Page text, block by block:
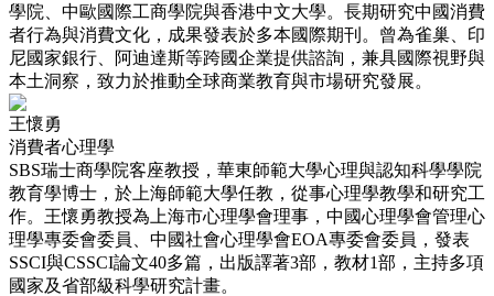
學院、中歐國際工商學院與香港中文大學。長期研究中國消費
者行為與消費文化，成果發表於多本國際期刊。曾為雀巢、印
尼國家銀行、阿迪達斯等跨國企業提供諮詢，兼具國際視野與
本土洞察，致力於推動全球商業教育與市場研究發展。
王懷勇
消費者心理學
SBS瑞士商學院客座教授，華東師範大學心理與認知科學學院
教育學博士，於上海師範大學任教，從事心理學教學和研究工
作。王懷勇教授為上海市心理學會理事，中國心理學會管理心
理學專委會委員、中國社會心理學會EOA專委會委員，發表
SSCI與CSSCI論文40多篇，出版譯著3部，教材1部，主持多項
國家及省部級科學研究計畫。